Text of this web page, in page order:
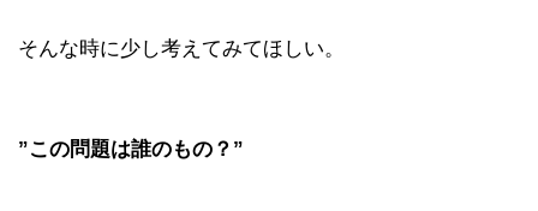
そんな時に少し考えてみてほしい。
”この問題は誰のもの？”